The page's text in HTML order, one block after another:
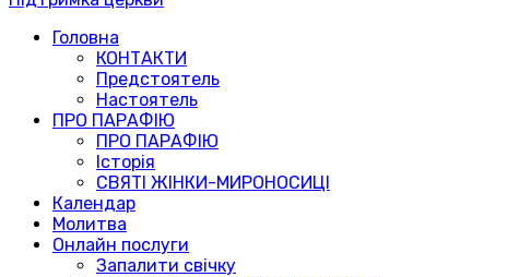
Головна
КОНТАКТИ
Предстоятель
Настоятель
ПРО ПАРАФІЮ
ПРО ПАРАФІЮ
Історія
СВЯТІ ЖІНКИ-МИРОНОСИЦІ
Календар
Молитва
Онлайн послуги
Запалити свічку